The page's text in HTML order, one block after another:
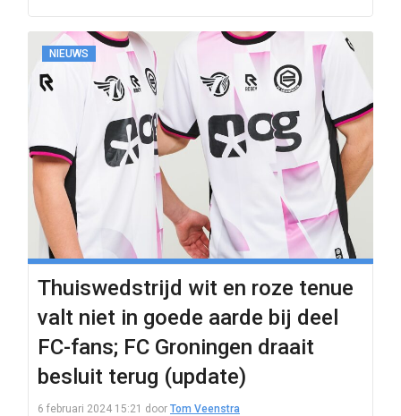
NIEUWS
Thuiswedstrijd wit en roze tenue
valt niet in goede aarde bij deel
FC-fans; FC Groningen draait
besluit terug (update)
6 februari 2024 15:21 door Tom Veenstra